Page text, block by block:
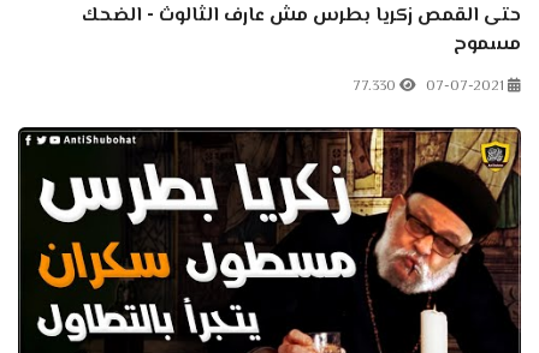
حتى القمص زكريا بطرس مش عارف الثالوث - الضحك
مسموح
07-07-2021
77.330